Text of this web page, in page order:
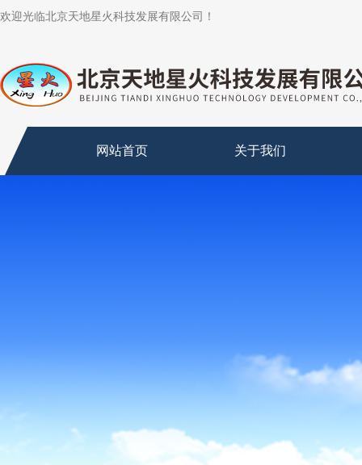
欢迎光临北京天地星火科技发展有限公司！
网站首页 关于我们